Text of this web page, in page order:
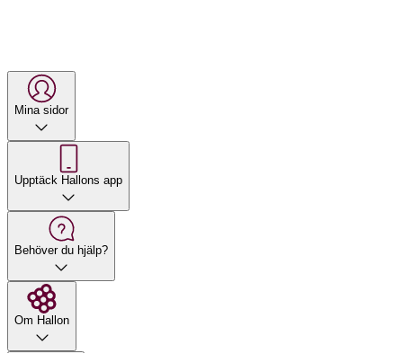
Mina sidor
Upptäck Hallons app
Behöver du hjälp?
Om Hallon